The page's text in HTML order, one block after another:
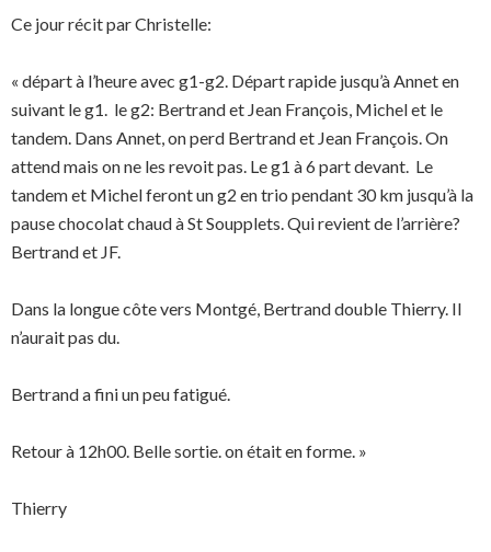
Ce jour récit par Christelle:
« départ à l’heure avec g1-g2. Départ rapide jusqu’à Annet en
suivant le g1. le g2: Bertrand et Jean François, Michel et le
tandem. Dans Annet, on perd Bertrand et Jean François. On
attend mais on ne les revoit pas. Le g1 à 6 part devant. Le
tandem et Michel feront un g2 en trio pendant 30 km jusqu’à la
pause chocolat chaud à St Soupplets. Qui revient de l’arrière?
Bertrand et JF.
Dans la longue côte vers Montgé, Bertrand double Thierry. Il
n’aurait pas du.
Bertrand a fini un peu fatigué.
Retour à 12h00. Belle sortie. on était en forme. »
Thierry